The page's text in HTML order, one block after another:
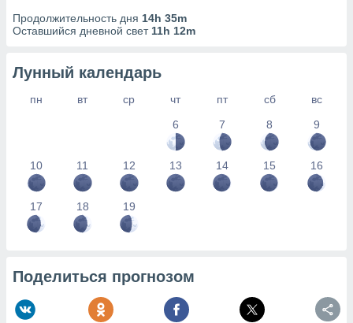
Продолжительность дня 14h 35m
Оставшийся дневной свет 11h 12m
Лунный календарь
пн вт ср чт пт сб
вс
6
7 8 9
10 11 12 13 14 15 16
17 18 19
Поделиться прогнозом